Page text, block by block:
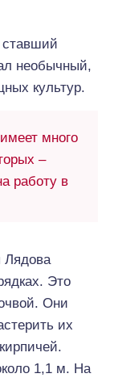
необычный,
культур.
много
–
работу в
Лядова
Это
Они
их
1,1 м. На